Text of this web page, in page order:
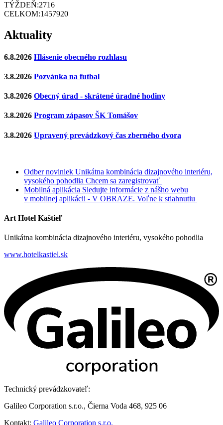
TÝŽDEŇ:2716
CELKOM:1457920
Aktuality
6.8.2026 Hlásenie obecného rozhlasu
3.8.2026 Pozvánka na futbal
3.8.2026 Obecný úrad - skrátené úradné hodiny
3.8.2026 Program zápasov ŠK Tomášov
3.8.2026 Upravený prevádzkový čas zberného dvora
Odber noviniek Unikátna kombinácia dizajnového interiéru,
vysokého pohodlia Chcem sa zaregistrovať
Mobilná aplikácia Sledujte informácie z nášho webu
v mobilnej aplikácii - V OBRAZE. Voľne k stiahnutiu
Art Hotel Kaštieľ
Unikátna kombinácia dizajnového interiéru, vysokého pohodlia
www.hotelkastiel.sk
Technický prevádzkovateľ:
Galileo Corporation s.r.o., Čierna Voda 468, 925 06
Kontakt: Galileo Corporation s.r.o.